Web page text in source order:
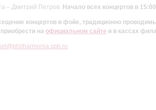
– Дмитрий Петров. Начало всех концертов в
концертов в фойе, традиционно
на официальном сайте и в кассах